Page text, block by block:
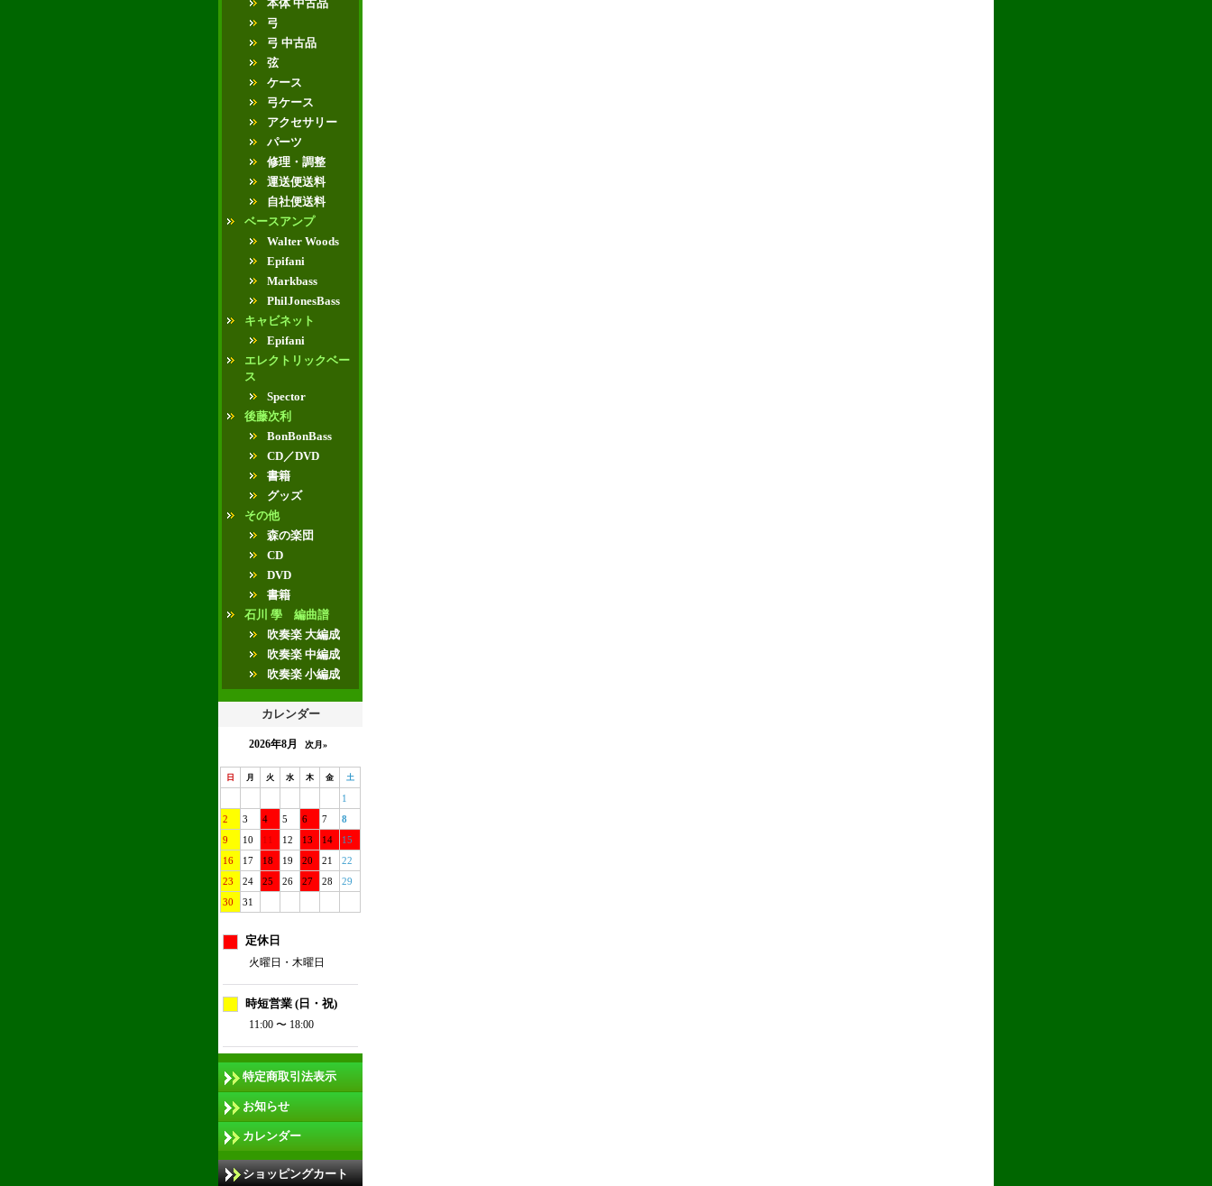
本体 中古品
弓
弓 中古品
弦
ケース
弓ケース
アクセサリー
パーツ
修理・調整
運送便送料
自社便送料
ベースアンプ
Walter Woods
Epifani
Markbass
PhilJonesBass
キャビネット
Epifani
エレクトリックベー
ス
Spector
後藤次利
BonBonBass
CD／DVD
書籍
グッズ
その他
森の楽団
CD
DVD
書籍
石川 學 編曲譜
吹奏楽 大編成
吹奏楽 中編成
吹奏楽 小編成
カレンダー
2026年8月 次月»
日 月 火 水 木 金 土
1
2
3 4 5 6 7
8
9
10 11 12 13 14
15
16
17 18 19 20 21
22
23
24 25 26 27 28
29
30
31
定休日
火曜日・木曜日
時短営業 (日・祝)
11:00 〜 18:00
特定商取引法表示
お知らせ
カレンダー
ショッピングカート